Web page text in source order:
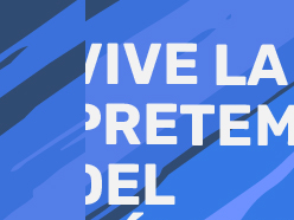
al
contenido